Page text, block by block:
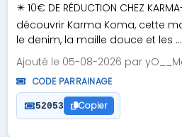
✴️ 10€ DE RÉDUCTION CHEZ
découvrir Karma Koma, cette
le denim, la maille douce et les ...
Ajouté le 05-08-2026 par
CODE PARRAINAGE
52053 Copier